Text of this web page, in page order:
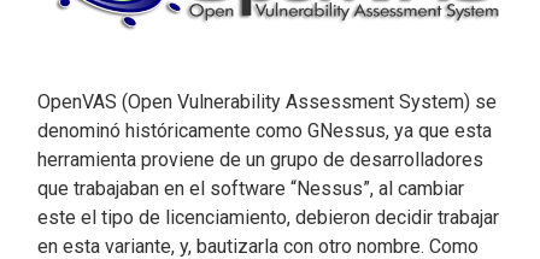
OpenVAS (Open Vulnerability Assessment System) se
denominó históricamente como GNessus, ya que esta
herramienta proviene de un grupo de desarrolladores
que trabajaban en el software “Nessus”, al cambiar
este el tipo de licenciamiento, debieron decidir trabajar
en esta variante, y, bautizarla con otro nombre. Como